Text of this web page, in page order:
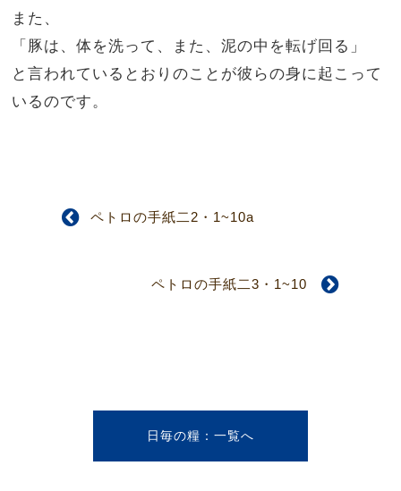
また、
「豚は、体を洗って、また、泥の中を転げ回る」
と言われているとおりのことが彼らの身に起こって
いるのです。
ペトロの手紙二2・1~10a
ペトロの手紙二3・1~10
日毎の糧